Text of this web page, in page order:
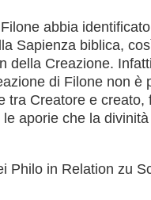
abbia
Sapienza biblica,
della Creazione.
di Filone non è
tra Creatore e
aporie che la
Philo in Relation zu